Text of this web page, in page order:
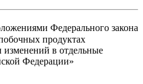
Федерального закона
продуктах
изменений в отдельные
Федерации»